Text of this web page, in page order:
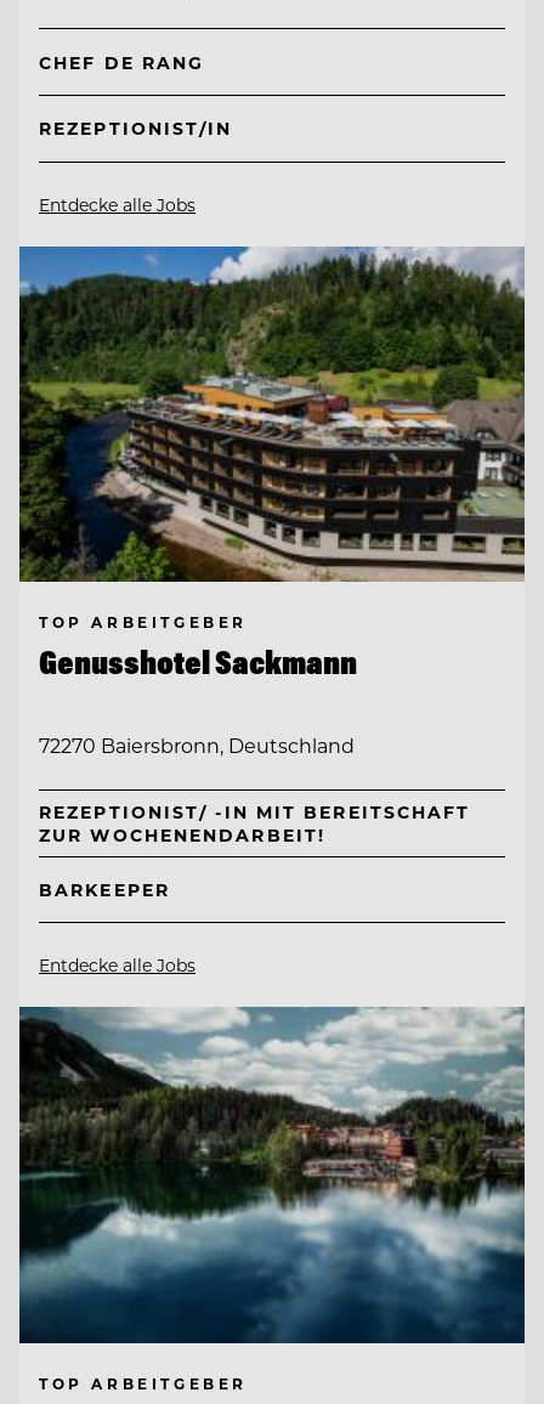
CHEF DE RANG
REZEPTIONIST/IN
Entdecke alle Jobs
TOP ARBEITGEBER
Genusshotel Sackmann
72270 Baiersbronn, Deutschland
REZEPTIONIST/ -IN MIT BEREITSCHAFT
ZUR WOCHENENDARBEIT!
BARKEEPER
Entdecke alle Jobs
TOP ARBEITGEBER